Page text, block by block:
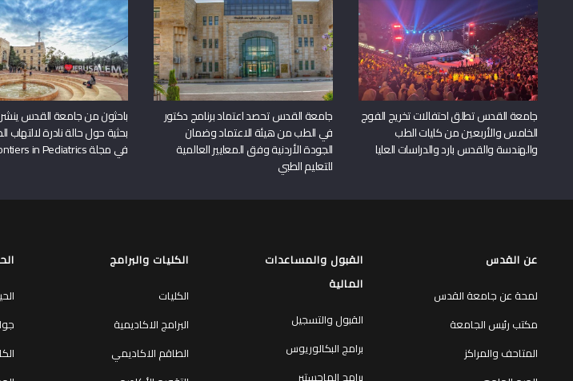
جامعة القدس تطلق احتفالات تخريج الفوج
الخامس والأربعين من كليات الطب
والهندسة والقدس بارد والدراسات العليا
جامعة القدس تحصد اعتماد برنامج دكتور
في الطب من هيئة الاعتماد وضمان
الجودة الأردنية وفق المعايير العالمية
للتعليم الطبي
باحثون من جامعة القدس
بحثية حول حالة نادرة لالتهاب
في مجلة Frontiers in Pediatrics
عن القدس
لمحة عن جامعة القدس
مكتب رئيس الجامعة
المتاحف والمراكز
القبول والمساعدات
المالية
القبول والتسجيل
برامج البكالوريوس
برامج الماجستير
الكليات والبرامج
الكليات
البرامج الاكاديمية
الطاقم الاكاديمي